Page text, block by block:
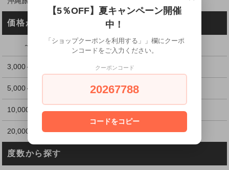
価格から探す
～2,999円
3,000～4,999円
5,000～9,999円
10,000～19,999円
20,000円以上
度数から探す
【5％OFF】夏キャンペーン開催
中！
「ショップクーポンを利用する」」欄にクーポ
ンコードをご入力ください。
クーポンコード
20267788
コードをコピー